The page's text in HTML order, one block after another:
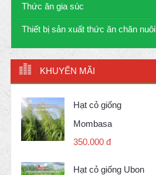
Thức ăn gia súc
Thiết bị sản xuất thức ăn chăn nuôi
KHUYẾN MÃI
Hạt cỏ giống
Mombasa
350.000 đ
Hạt cỏ giống Ubon